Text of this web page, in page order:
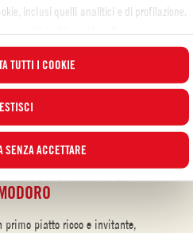
inclusi quelli analitici e di profilazione.
cookie attraverso il pulsante “GESTISCI”.
a leggere la nostra
TUTTI I COOKIE
SENZA ACCETTARE
pomodoro
CON PASSATA DI
piatto ricco e invitante,